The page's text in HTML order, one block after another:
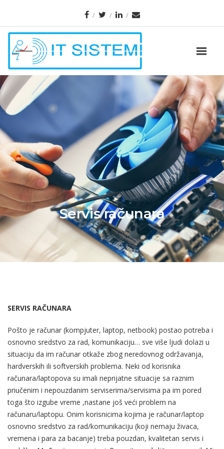
Servis računara
SERVIS RAČUNARA
Pošto je računar (kompjuter, laptop, netbook) postao potreba i
osnovno sredstvo za rad, komunikaciju… sve više ljudi dolazi u
situaciju da im računar otkaže zbog neredovnog održavanja,
hardverskih ili softverskih problema. Neki od korisnika
računara/laptopova su imali neprijatne situacije sa raznim
priučenim i nepouzdanim serviserima/servisima pa im pored
toga što izgube vreme ,nastane još veći problem na
računaru/laptopu. Onim korisnicima kojima je računar/laptop
osnovno sredstvo za rad/komunikaciju (koji nemaju živaca,
vremena i para za bacanje) treba pouzdan, kvalitetan servis i